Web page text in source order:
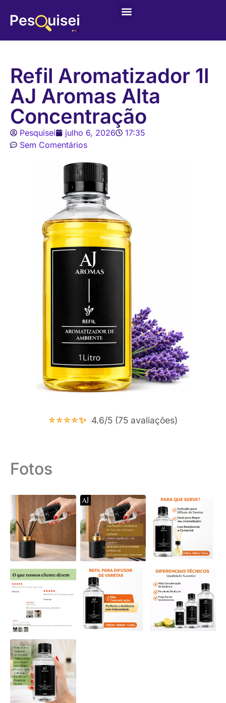
Refil Aromatizador 1l
AJ Aromas Alta
Concentração
Pesquisei julho 6, 2026
17:35
Sem Comentários
⭐⭐⭐⭐✨ 4.6/5 (75 avaliações)
Fotos